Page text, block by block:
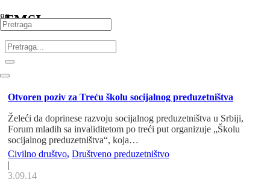
FMSI
Otvoren poziv za Treću školu socijalnog preduzetništva
Želeći da doprinese razvoju socijalnog preduzetništva u Srbiji,
Forum mladih sa invaliditetom po treći put organizuje „Školu
socijalnog preduzetništva“, koja…
Civilno društvo, Društveno preduzetništvo
|
3.09.14